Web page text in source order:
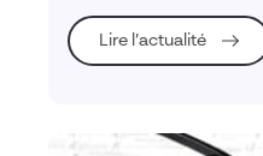
Lire l’actualité